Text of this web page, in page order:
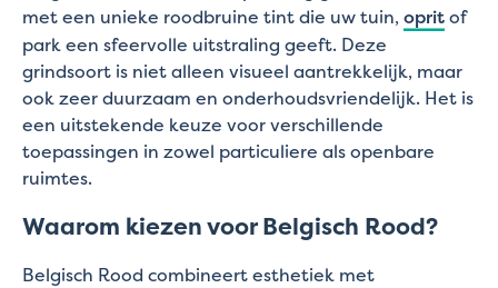
met een unieke roodbruine tint die uw tuin, opritof
park een sfeervolle uitstraling geeft. Deze
grindsoort is niet alleen visueel aantrekkelijk, maar
ook zeer duurzaam en onderhoudsvriendelijk. Het is
een uitstekende keuze voor verschillende
toepassingen in zowel particuliere als openbare
ruimtes.
Waarom kiezen voor Belgisch Rood?
Belgisch Rood combineert esthetiek met